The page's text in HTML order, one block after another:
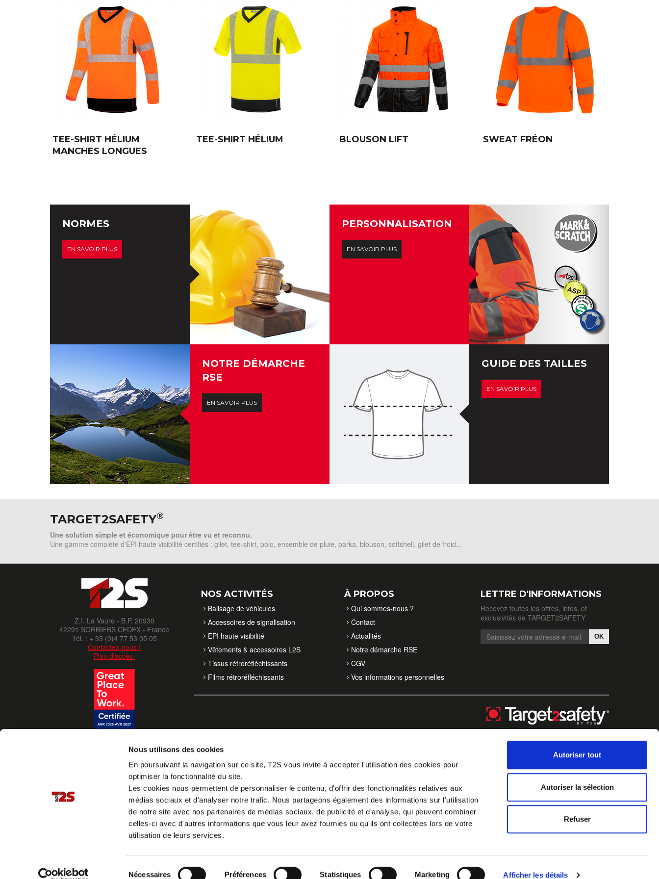
Nous utilisons des cookies
En poursuivant la navigation sur ce site, T2S vous invite à accepter l'utilisation des cookies pour
optimiser la fonctionnalité du site.
Les cookies nous permettent de personnaliser le contenu, d'offrir des fonctionnalités relatives aux
médias sociaux et d'analyser notre trafic. Nous partageons également des informations sur l'utilisation
de notre site avec nos partenaires de médias sociaux, de publicité et d'analyse, qui peuvent combiner
celles-ci avec d'autres informations que vous leur avez fournies ou qu'ils ont collectées lors de votre
utilisation de leurs services.
Nécessaires Préférences Statistiques Marketing Afficher les détails
Autoriser tout
Autoriser la sélection
Refuser
TEE-SHIRT HÉLIUM
MANCHES LONGUES
TEE-SHIRT HÉLIUM BLOUSON LIFT SWEAT FRÉON
NORMES
EN SAVOIR PLUS
PERSONNALISATION
EN SAVOIR PLUS
NOTRE DÉMARCHE
RSE
EN SAVOIR PLUS
GUIDE DES TAILLES
EN SAVOIR PLUS
TARGET2SAFETY®
Une solution simple et économique pour être vu et reconnu.
Une gamme complète d'EPI haute visibilité certifiés : gilet, tee-shirt, polo, ensemble de pluie, parka, blouson, softshell, gilet de froid...
Z.I. La Vaure - B.P. 20930
42291 SORBIERS CEDEX - France
Tél. : + 33 (0)4 77 53 05 05
Contactez-nous !
Plan d'accès
NOS ACTIVITÉS
Balisage de véhicules
Accessoires de signalisation
EPI haute visibilité
Vêtements & accessoires L2S
Tissus rétroréfléchissants
Films rétroréfléchissants
À PROPOS
Qui sommes-nous ?
Contact
Actualités
Notre démarche RSE
CGV
Vos informations personnelles
LETTRE D'INFORMATIONS
Recevez toutes les offres, infos, et
exclusivités de TARGET2SAFETY
OK